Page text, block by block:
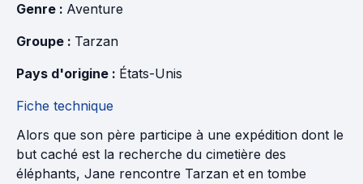
Genre : Aventure
Groupe : Tarzan
Pays d'origine : États-Unis
Fiche technique
Alors que son père participe à une expédition dont le
but caché est la recherche du cimetière des
éléphants, Jane rencontre Tarzan et en tombe